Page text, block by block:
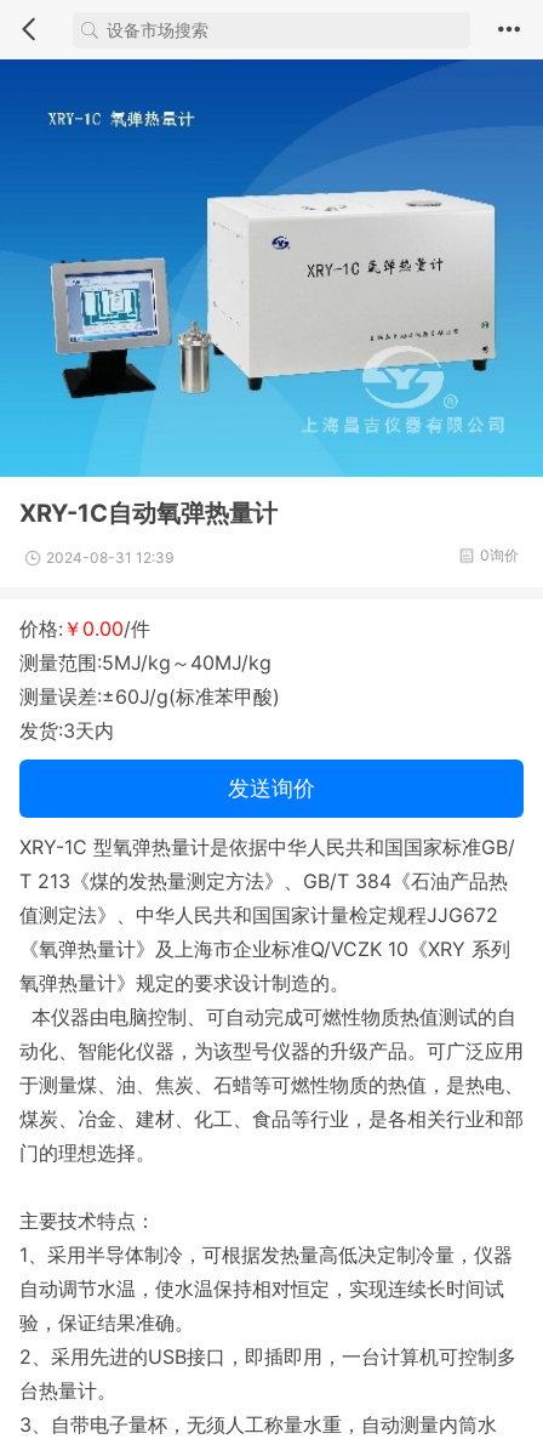
XRY-1C自动氧弹热量计
2024-08-31 12:39 0询价
价格: ￥0.00/件
测量范围:5MJ/kg～40MJ/kg
测量误差:±60J/g(标准苯甲酸)
发货:3天内
发送询价
XRY-1C 型氧弹热量计是依据中华人民共和国国家标准GB/
T 213《煤的发热量测定方法》、GB/T 384《石油产品热
值测定法》、中华人民共和国国家计量检定规程JJG672
《氧弹热量计》及上海市企业标准Q/VCZK 10《XRY 系列
氧弹热量计》规定的要求设计制造的。
本仪器由电脑控制、可自动完成可燃性物质热值测试的自
动化、智能化仪器，为该型号仪器的升级产品。可广泛应用
于测量煤、油、焦炭、石蜡等可燃性物质的热值，是热电、
煤炭、冶金、建材、化工、食品等行业，是各相关行业和部
门的理想选择。
主要技术特点：
1、采用半导体制冷，可根据发热量高低决定制冷量，仪器
自动调节水温，使水温保持相对恒定，实现连续长时间试
验，保证结果准确。
2、采用先进的USB接口，即插即用，一台计算机可控制多
台热量计。
3、自带电子量杯，无须人工称量水重，自动测量内筒水